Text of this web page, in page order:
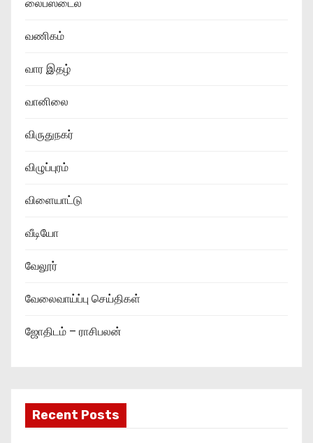
வணிகம்
வார இதழ்
வானிலை
விருதுநகர்
விழுப்புரம்
விளையாட்டு
வீடியோ
வேலூர்
வேலைவாய்ப்பு செய்திகள்
ஜோதிடம் – ராசிபலன்
Recent Posts